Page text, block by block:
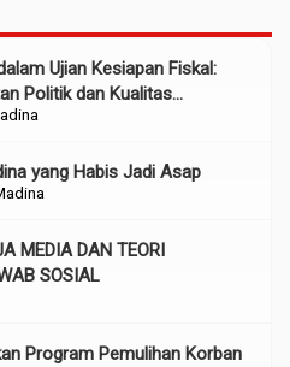
Ujian Kesiapan Fiskal:
Politik dan Kualitas
yang Habis Jadi Asap
MEDIA DAN TEORI
SOSIAL
Program Pemulihan Korban